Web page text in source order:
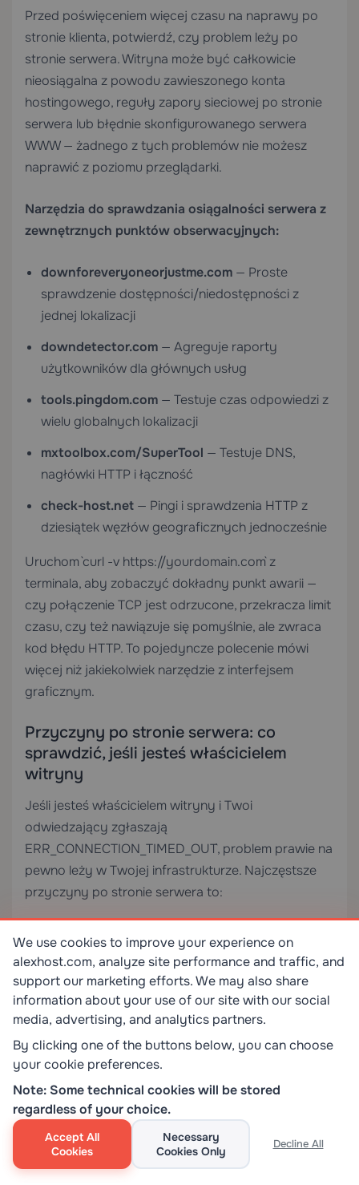
Przed poświęceniem więcej czasu na naprawy po
stronie klienta, potwierdź, czy problem leży po
stronie serwera. Witryna może być całkowicie
nieosiągalna z powodu zawieszonego konta
hostingowego, reguły zapory sieciowej po stronie
serwera lub błędnie skonfigurowanego serwera
WWW — żadnego z tych problemów nie możesz
naprawić z poziomu przeglądarki.
Narzędzia do sprawdzania osiągalności serwera z
zewnętrznych punktów obserwacyjnych:
downforeveryoneorjustme.com — Proste
sprawdzenie dostępności/niedostępności z
jednej lokalizacji
downdetector.com — Agreguje raporty
użytkowników dla głównych usług
tools.pingdom.com — Testuje czas odpowiedzi z
wielu globalnych lokalizacji
mxtoolbox.com/SuperTool — Testuje DNS,
nagłówki HTTP i łączność
check-host.net — Pingi i sprawdzenia HTTP z
dziesiątek węzłów geograficznych jednocześnie
Uruchom `curl -v https://yourdomain.com` z
terminala, aby zobaczyć dokładny punkt awarii —
czy połączenie TCP jest odrzucone, przekracza limit
czasu, czy też nawiązuje się pomyślnie, ale zwraca
kod błędu HTTP. To pojedyncze polecenie mówi
więcej niż jakiekolwiek narzędzie z interfejsem
graficznym.
Przyczyny po stronie serwera: co
sprawdzić, jeśli jesteś właścicielem
witryny
Jeśli jesteś właścicielem witryny i Twoi
odwiedzający zgłaszają
`ERR_CONNECTION_TIMED_OUT`, problem prawie na
pewno leży w Twojej infrastrukturze. Najczęstsze
przyczyny po stronie serwera to:
Wyczerpanie kolejki połączeń serwera WWW:
W Apache dyrektywa `MaxClients` (lub
`MaxRequestWorkers` w Apache 2.4+) ogranicza
jednoczesne połączenia. Po osiągnięciu tego limitu
nowe połączenia kolejkują się i ostatecznie
przekraczają limit czasu. Sprawdź bieżącą
konfigurację:
apache2ctl -V | grep -i mpm
We use cookies to improve your experience on
alexhost.com, analyze site performance and traffic, and
support our marketing efforts. We may also share
information about your use of our site with our social
media, advertising, and analytics partners.
By clicking one of the buttons below, you can choose
your cookie preferences.
Note: Some technical cookies will be stored
regardless of your choice.
Accept All
Cookies
Necessary
Cookies Only
Decline All